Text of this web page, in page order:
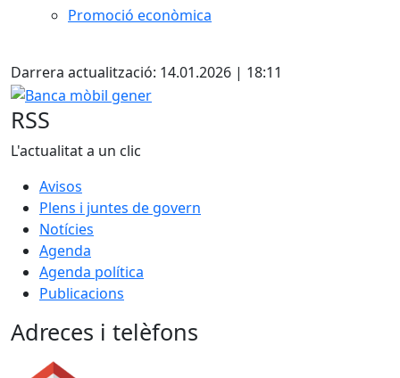
Promoció econòmica
Darrera actualització: 14.01.2026 | 18:11
Banca mòbil gener
RSS
L'actualitat a un clic
Avisos
Plens i juntes de govern
Notícies
Agenda
Agenda política
Publicacions
Adreces i telèfons